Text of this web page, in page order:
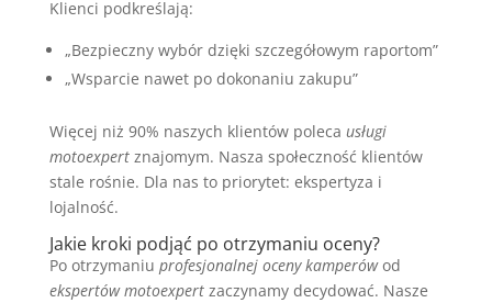
Klienci podkreślają:
„Bezpieczny wybór dzięki szczegółowym raportom”
„Wsparcie nawet po dokonaniu zakupu”
Więcej niż 90% naszych klientów poleca usługi
motoexpertznajomym. Nasza społeczność klientów
stale rośnie. Dla nas to priorytet: ekspertyza i
lojalność.
Jakie kroki podjąć po otrzymaniu oceny?
Po otrzymaniu profesjonalnej oceny kamperówod
ekspertów motoexpertzaczynamy decydować. Nasze